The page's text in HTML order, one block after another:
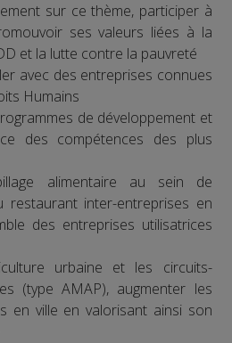
sur ce thème, participer à
ses valeurs liées à la
et la lutte contre la pauvreté
avec des entreprises connues
Humains
de développement et
des compétences des plus
alimentaire au sein de
restaurant inter-entreprises en
des entreprises utilisatrices
urbaine et les circuits-
(type AMAP), augmenter les
en ville en valorisant ainsi son